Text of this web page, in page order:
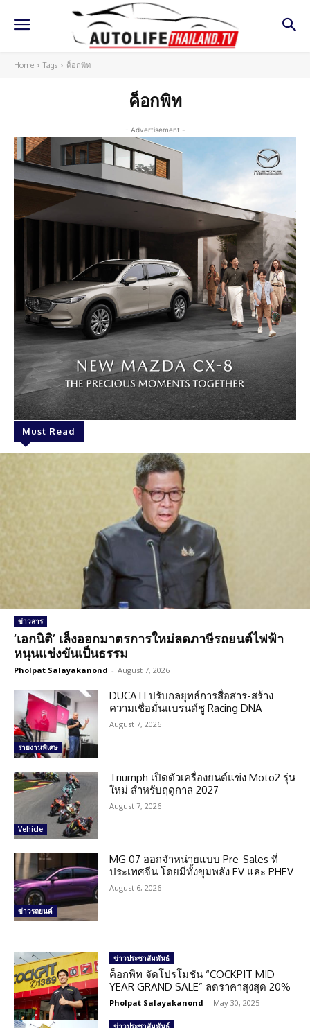
Home Tags ค็อกพิท
ค็อกพิท
- Advertisement -
Must Read
ข่าวสาร
‘เอกนิติ’ เล็งออกมาตรการใหม่ลดภาษีรถยนต์ไฟฟ้า
หนุนแข่งขันเป็นธรรม
Pholpat Salayakanond - August 7, 2026
รายงานพิเศษ
DUCATI ปรับกลยุทธ์การสื่อสาร-สร้าง
ความเชื่อมั่นแบรนด์ชู Racing DNA
August 7, 2026
Vehicle
Triumph เปิดตัวเครื่องยนต์แข่ง Moto2 รุ่น
ใหม่ สำหรับฤดูกาล 2027
August 7, 2026
ข่าวรถยนต์
MG 07 ออกจำหน่ายแบบ Pre-Sales ที่
ประเทศจีน โดยมีทั้งขุมพลัง EV และ PHEV
August 6, 2026
ข่าวประชาสัมพันธ์
ค็อกพิท จัดโปรโมชัน “COCKPIT MID
YEAR GRAND SALE” ลดราคาสุงสุด 20%
Pholpat Salayakanond - May 30, 2025
ข่าวประชาสัมพันธ์